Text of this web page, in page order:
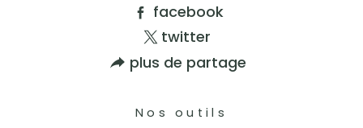
facebook
twitter
plus de partage
Nos outils